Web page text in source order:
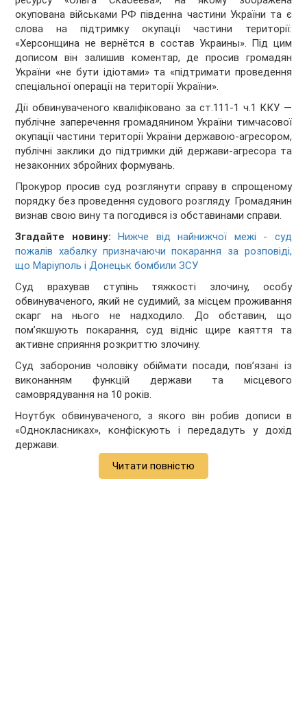
окупована військами РФ південна частини України та є
слова на підтримку окупації частини території:
«Херсонщина не вернётся в состав Украины». Під цим
дописом він залишив коментар, де просив громадян
України «не бути ідіотами» та «підтримати проведення
спеціальної операції на території України».
Дії обвинуваченого кваліфіковано за ст.111-1 ч.1 ККУ —
публічне заперечення громадянином України тимчасової
окупації частини території України державою-агресором,
публічні заклики до підтримки дій держави-агресора та
незаконних збройних формувань.
Прокурор просив суд розглянути справу в спрощеному
порядку без проведення судового розгляду. Громадянин
визнав свою вину та погодився із обставинами справи.
Згадайте новину:Нижче від найнижчої межі - суд
пожалів хабалку призначаючи покарання за розповіді,
що Маріуполь і Донецьк бомбили ЗСУ
Суд врахував ступінь тяжкості злочину, особу
обвинуваченого, який не судимий, за місцем проживання
скарг на нього не надходило. До обставин, що
пом’якшують покарання, суд відніс щире каяття та
активне сприяння розкриттю злочину.
Суд заборонив чоловіку обіймати посади, пов’язані із
виконанням функцій держави та місцевого
самоврядування на 10 років.
Ноутбук обвинуваченого, з якого він робив дописи в
«Однокласниках», конфіскують і передадуть у дохід
держави.
Читати повністю